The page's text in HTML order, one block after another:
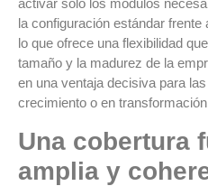
activar solo los módulos
la configuración estándar
lo que ofrece una flexibilidad
tamaño y la madurez de la
en una ventaja decisiva para
crecimiento o en
Una cobertura
amplia y